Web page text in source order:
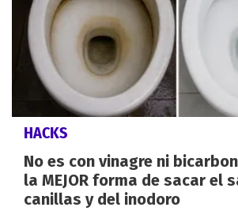
HACKS
No es con vinagre ni
la MEJOR forma de sacar el
canillas y del inodoro